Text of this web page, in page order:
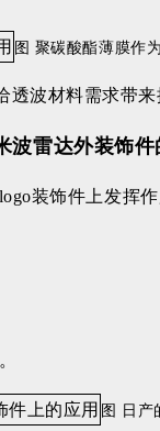
图 聚碳酸酯薄膜作
波材料需求带
波雷达外装饰件
装饰件上发
图 日产